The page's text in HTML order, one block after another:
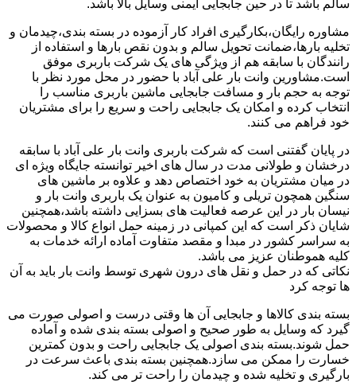
سالم باشد تا در حین جابجایی ایمنی وسایل بالا باشد.
مشاوره رایگان،بکارگیری افراد کار آزموده در بسته بندی،چیدمان و
تخلیه بارها،ضمانت تحویل سالم و بدون نقص بارها و استفاده از
رانندگان با سابقه هم از ویژگی های یک شرکت باربری موفق
است.مشاورین وانت بار علی آباد با حضور در محل مورد نظر با
توجه به حجم بار و مسافت جابجایی ماشین باربری مناسب را
انتخاب کرده و امکان یک جابجایی راحت و سریع را برای مشتریان
خود فراهم می کنند.
در پایان گفتنی است که شرکت باربری وانت بار علی آباد با سابقه
درخشان و طولانی مدت در سال های اخیر توانسته جایگاه ویژه ای
در میان مشتریان به خود اختصاص دهد و علاوه بر ماشین های
سنگین همچون تریلی و کامیون به عنوان یک باربری وانت بار و
نیسان بار در این عرصه فعالیت های بسزایی داشته باشد،همچنین
شایان ذکر است که این کمپانی در زمینه حمل انواع کالا و محصولات
به سراسر کشور در مبدا و مقصد متفاوت آماده ارائه خدمات به
کلیه هموطنان عزیز می باشد.
نکاتی که در حمل و نقل های درون شهری توسط وانت بار باید به آن
ها توجه کرد
بسته بندی کالاها و جابجایی آن ها وقتی درست و اصولی صورت می
گیرد که وسایل به طور صحیح و اصولی بسته بندی شده و آماده
حمل شوند.بسته بندی اصولی یک جابجایی راحت و بدون کمترین
خسارت را ممکن می سازد.همچنین بسته بندی باعث سرعت در
بارگیری و تخلیه شده و چیدمان را راحت تر می کند.